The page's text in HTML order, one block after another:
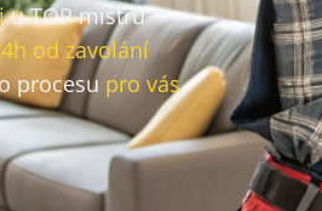
u TOP mistrů
od zavolání
procesu pro vás